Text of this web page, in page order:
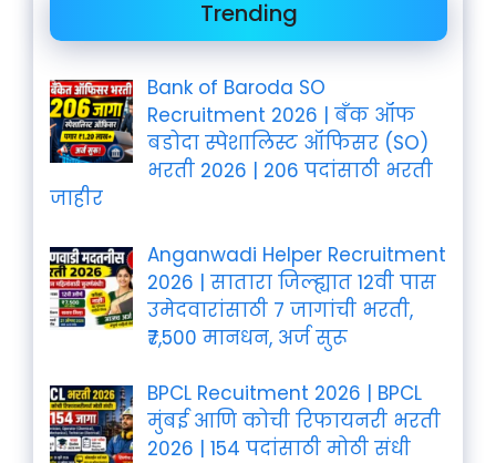
Trending
Bank of Baroda SO
Recruitment 2026 | बँक ऑफ
बडोदा स्पेशालिस्ट ऑफिसर (SO)
भरती 2026 | 206 पदांसाठी भरती
जाहीर
Anganwadi Helper Recruitment
2026 | सातारा जिल्ह्यात 12वी पास
उमेदवारांसाठी 7 जागांची भरती,
₹7,500 मानधन, अर्ज सुरू
BPCL Recuitment 2026 | BPCL
मुंबई आणि कोची रिफायनरी भरती
2026 | 154 पदांसाठी मोठी संधी